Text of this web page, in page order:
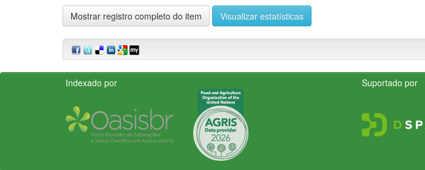
Mostrar registro completo do item Visualizar estatísticas
Indexado por Suportado por